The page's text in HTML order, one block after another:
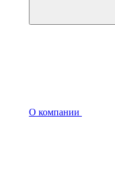
О компании